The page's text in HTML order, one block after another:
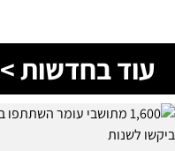
עוד בחדשות >